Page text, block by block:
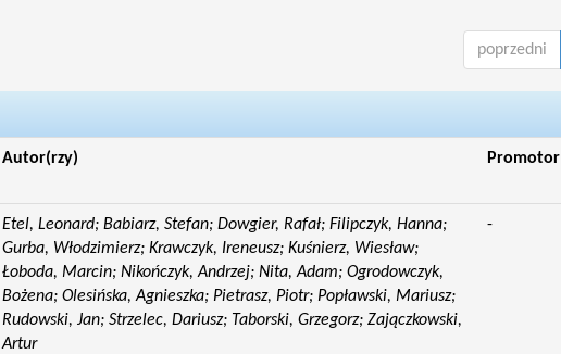
poprzedni
Autor(rzy) Promotor
Etel, Leonard; Babiarz, Stefan; Dowgier, Rafał; Filipczyk, Hanna;
Gurba, Włodzimierz; Krawczyk, Ireneusz; Kuśnierz, Wiesław;
Łoboda, Marcin; Nikończyk, Andrzej; Nita, Adam; Ogrodowczyk,
Bożena; Olesińska, Agnieszka; Pietrasz, Piotr; Popławski, Mariusz;
Rudowski, Jan; Strzelec, Dariusz; Taborski, Grzegorz; Zajączkowski,
Artur
-